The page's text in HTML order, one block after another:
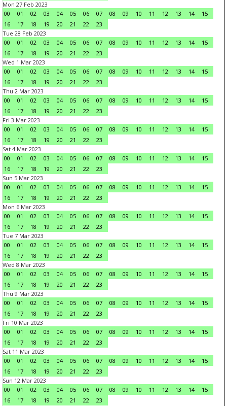
Mon 27 Feb 2023
00
01 02 03 04 05 06 07 08 09 10 11 12 13 14
15
16
17 18 19 20 21 22
23
Tue 28 Feb 2023
00
01 02 03 04 05 06 07 08 09 10 11 12 13 14
15
16
17 18 19 20 21 22
23
Wed 1 Mar 2023
00
01 02 03 04 05 06 07 08 09 10 11 12 13 14
15
16
17 18 19 20 21 22
23
Thu 2 Mar 2023
00
01 02 03 04 05 06 07 08 09 10 11 12 13 14
15
16
17 18 19 20 21 22
23
Fri 3 Mar 2023
00
01 02 03 04 05 06 07 08 09 10 11 12 13 14
15
16
17 18 19 20 21 22
23
Sat 4 Mar 2023
00
01 02 03 04 05 06 07 08 09 10 11 12 13 14
15
16
17 18 19 20 21 22
23
Sun 5 Mar 2023
00
01 02 03 04 05 06 07 08 09 10 11 12 13 14
15
16
17 18 19 20 21 22
23
Mon 6 Mar 2023
00
01 02 03 04 05 06 07 08 09 10 11 12 13 14
15
16
17 18 19 20 21 22
23
Tue 7 Mar 2023
00
01 02 03 04 05 06 07 08 09 10 11 12 13 14
15
16
17 18 19 20 21 22
23
Wed 8 Mar 2023
00
01 02 03 04 05 06 07 08 09 10 11 12 13 14
15
16
17 18 19 20 21 22
23
Thu 9 Mar 2023
00
01 02 03 04 05 06 07 08 09 10 11 12 13 14
15
16
17 18 19 20 21 22
23
Fri 10 Mar 2023
00
01 02 03 04 05 06 07 08 09 10 11 12 13 14
15
16
17 18 19 20 21 22
23
Sat 11 Mar 2023
00
01 02 03 04 05 06 07 08 09 10 11 12 13 14
15
16
17 18 19 20 21 22
23
Sun 12 Mar 2023
00
01 02 03 04 05 06 07 08 09 10 11 12 13 14
15
16
17 18 19 20 21 22
23